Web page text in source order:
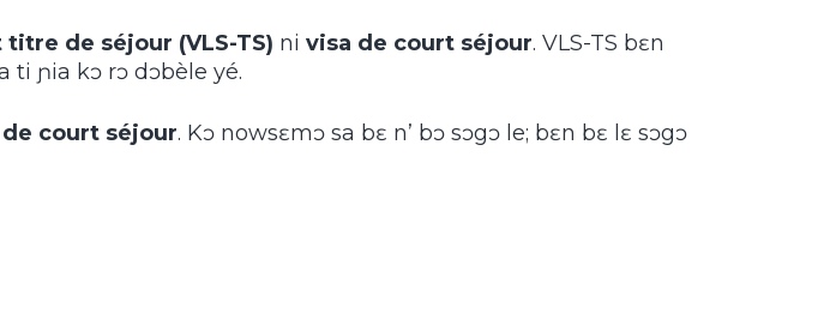
de séjour (VLS-TS) ni visa de court séjour. VLS-TS bɛn
ti ɲia kɔ rɔ dɔbèle yé.
court séjour. Kɔ nowsɛmɔ sa bɛ n’ bɔ sɔgɔ le; bɛn bɛ lɛ sɔgɔ